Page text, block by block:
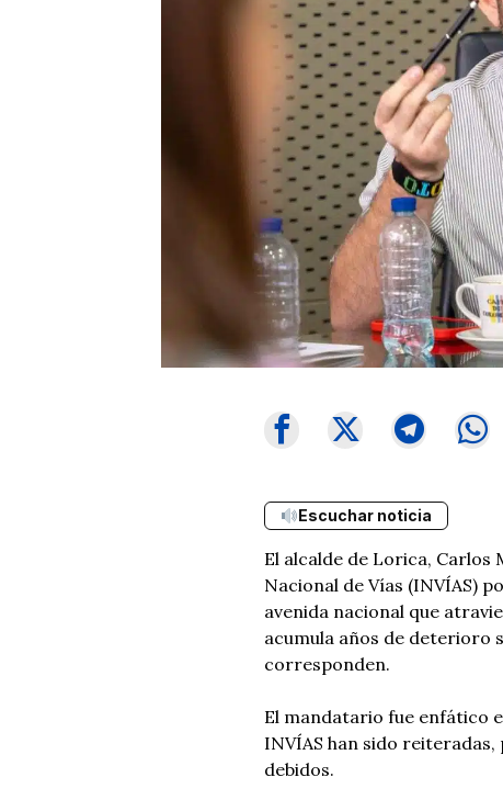
Escuchar noticia
El alcalde de Lorica,
Nacional de Vías (INVÍAS)
avenida nacional que
acumula años de deterioro
corresponden.
El mandatario fue enfático
INVÍAS han sido
debidos.